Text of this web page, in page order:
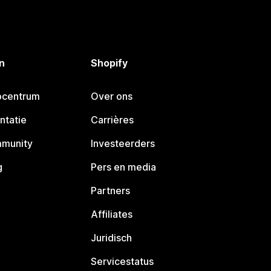
Shopify
Over ons
Carrières
Investeerders
Pers en media
Partners
Affiliates
Juridisch
Servicestatus